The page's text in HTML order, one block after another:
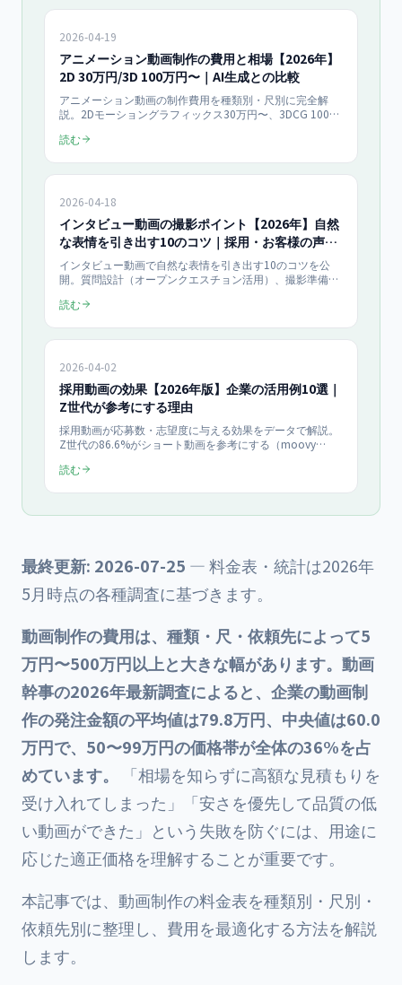
2026-04-19
アニメーション動画制作の費用と相場【2026年】
2D 30万円/3D 100万円〜｜AI生成との比較
アニメーション動画の制作費用を種類別・尺別に完全解
説。2Dモーショングラフィックス30万円〜、3DCG 100万
ル比較、自社制作vs外注の判断基準を2026年データで紹
読む
2026-04-18
インタビュー動画の撮影ポイント【2026年】自然
な表情を引き出す10のコツ｜採用・お客様の声で
使える
インタビュー動画で自然な表情を引き出す10のコツを公
開。質問設計（オープンクエスチョン活用）、撮影準備、
用動画・お客様の声動画向けに解説。動画制作15万円〜の
読む
2026-04-02
採用動画の効果【2026年版】企業の活用例10選｜
Z世代が参考にする理由
採用動画が応募数・志望度に与える効果をデータで解説。
Z世代の86.6%がショート動画を参考にする（moovy
万円〜、内定辞退率削減の成功事例10選を網羅。
読む
最終更新: 2026-07-25 — 料金表・統計は2026年
5月時点の各種調査に基づきます。
動画制作の費用は、種類・尺・依頼先によって5
万円〜500万円以上と大きな幅があります。動画
幹事の2026年最新調査によると、企業の動画制
作の発注金額の平均値は79.8万円、中央値は60.0
万円で、50〜99万円の価格帯が全体の36%を占
めています。
「相場を知らずに高額な見積もりを
受け入れてしまった」「安さを優先して品質の低
い動画ができた」という失敗を防ぐには、用途に
応じた適正価格を理解することが重要です。
本記事では、動画制作の料金表を種類別・尺別・
依頼先別に整理し、費用を最適化する方法を解説
します。